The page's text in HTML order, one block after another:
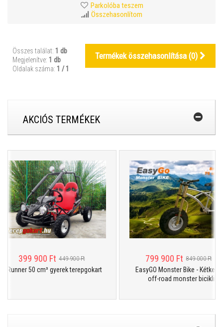
Parkolóba teszem
Összehasonlítom
Összes találat: 1 db
Megjelenítve: 1 db
Oldalak száma: 1 / 1
Termékek összehasonlítása (0)
AKCIÓS TERMÉKEK
399 900 Ft 449 900 Ft
Runner 50 cm³ gyerek terepgokart
799 900 Ft 849 000 Ft
EasyGO Monster Bike - Kétkerekű
off-road monster bicikli